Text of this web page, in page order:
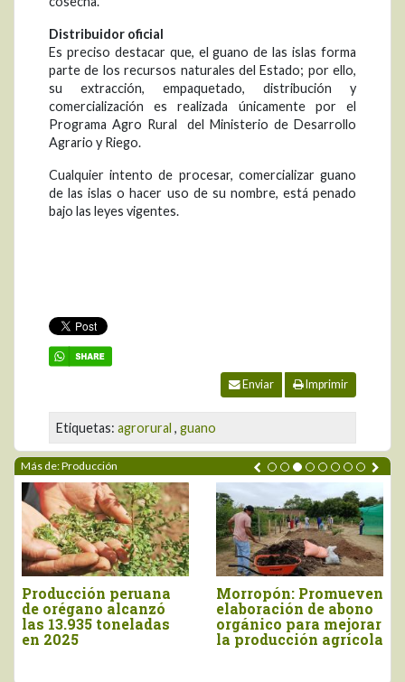
Distribuidor oficial
Es preciso destacar que, el guano de las islas forma
parte de los recursos naturales del Estado; por ello,
su extracción, empaquetado, distribución y
comercialización es realizada únicamente por el
Programa Agro Rural del Ministerio de Desarrollo
Agrario y Riego.
Cualquier intento de procesar, comercializar guano
de las islas o hacer uso de su nombre, está penado
bajo las leyes vigentes.
Enviar Imprimir
Etiquetas: agrorural , guano
Más de: Producción
peruana
alcanzó
toneladas
Morropón: Promueven
elaboración de abono
orgánico para mejorar
la producción agrícola
INIA
9.160
papa
valor en